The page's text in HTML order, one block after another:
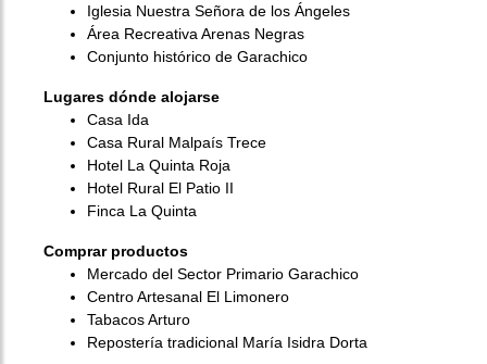
Iglesia Nuestra Señora de los Ángeles
Área Recreativa Arenas Negras
Conjunto histórico de Garachico
Lugares dónde alojarse
Casa Ida
Casa Rural Malpaís Trece
Hotel La Quinta Roja
Hotel Rural El Patio II
Finca La Quinta
Comprar productos
Mercado del Sector Primario Garachico
Centro Artesanal El Limonero
Tabacos Arturo
Repostería tradicional María Isidra Dorta